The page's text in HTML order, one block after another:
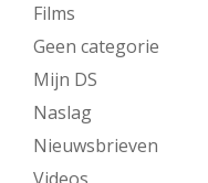
Films
Geen categorie
Mijn DS
Naslag
Nieuwsbrieven